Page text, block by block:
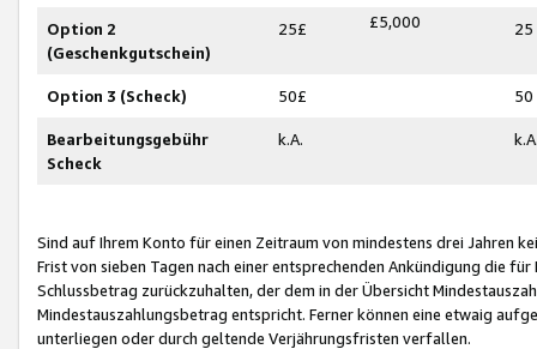
Option 2
(Geschenkgutschein)
25£ £5,000 25
Option 3 (Scheck) 50£ 50
Bearbeitungsgebühr
Scheck
k.A.
Sind auf Ihrem Konto für einen Zeitraum von mindestens drei Jahren
Frist von sieben Tagen nach einer entsprechenden Ankündigung die
Schlussbetrag zurückzuhalten, der dem in der Übersicht
Mindestauszahlungsbetrag entspricht. Ferner können eine etwaig
unterliegen oder durch geltende Verjährungsfristen verfallen.